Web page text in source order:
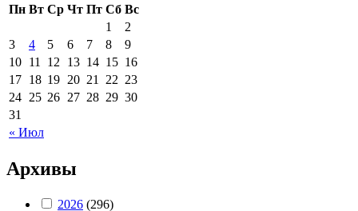
Пн Вт Ср Чт Пт Сб Вс
« Июл
1
2
3
4 5 6 7 8
9
10 11 12 13 14 15 16
17 18 19 20 21 22 23
24 25 26 27 28 29 30
31
Архивы
2026 (296)